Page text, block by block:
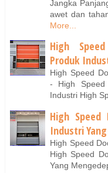
Jangka
awet dan
More...
High
Produk
High Speed
- High Speed
Industri High
High Speed
Industri
High Speed
High Speed
Yang